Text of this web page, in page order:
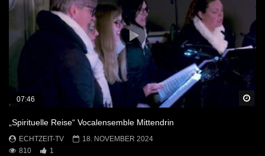
07:46
„Spirituelle Reise“ Vocalensemble Mittendrin
ECHTZEIT-TV
18. NOVEMBER 2024
810
1